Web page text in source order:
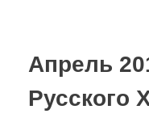
Апрель
Русского